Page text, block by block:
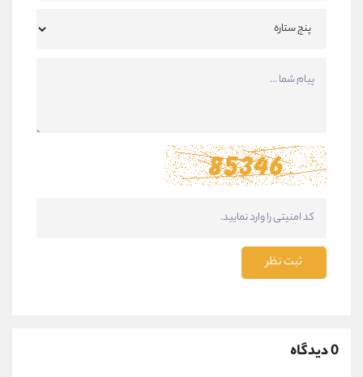
ثبت نظر
0 دیدگاه